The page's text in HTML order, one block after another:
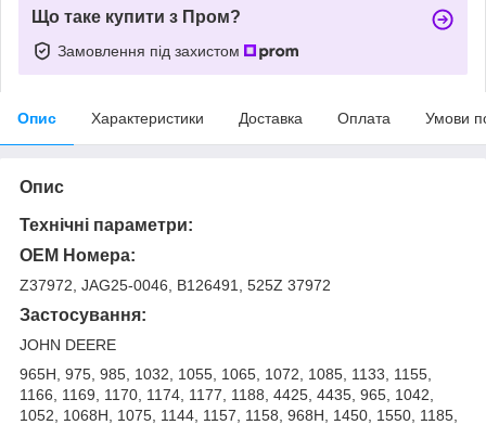
Що таке купити з Пром?
Замовлення під захистом
Опис Характеристики Доставка Оплата Умови
Опис
Технічні параметри:
OEM Номера:
Z37972, JAG25-0046, B126491, 525Z 37972
Застосування:
JOHN DEERE
965H, 975, 985, 1032, 1055, 1065, 1072, 1085, 1133, 1155,
1166, 1169, 1170, 1174, 1177, 1188, 4425, 4435, 965, 1042,
1052, 1068H, 1075, 1144, 1157, 1158, 968H, 1450, 1550, 1185,